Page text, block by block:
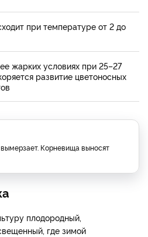
при температуре от 2 до
жарких условиях при 25–27
развитие цветоносных
Корневища выносят
плодородный,
где зимой